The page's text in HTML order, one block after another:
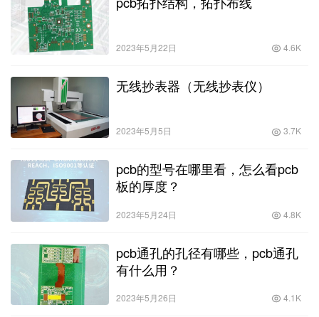
2023年5月22日 4.6K
无线抄表器（无线抄表仪）
2023年5月5日 3.7K
pcb的型号在哪里看，怎么看pcb
板的厚度？
2023年5月24日 4.8K
pcb通孔的孔径有哪些，pcb通孔
有什么用？
2023年5月26日 4.1K